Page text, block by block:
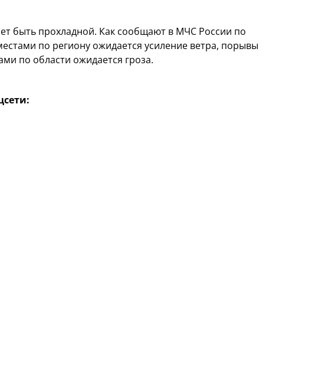
быть прохладной. Как сообщают в МЧС России по
по региону ожидается усиление ветра, порывы
по области ожидается гроза.